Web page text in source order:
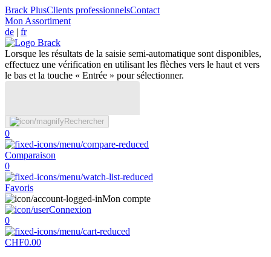
Brack PlusClients professionnelsContact
Mon Assortiment
de | fr
Lorsque les résultats de la saisie semi-automatique sont disponibles,
effectuez une vérification en utilisant les flèches vers le haut et vers
le bas et la touche « Entrée » pour sélectionner.
Rechercher
0
Comparaison
0
Favoris
Mon compte
Connexion
0
CHF0.00